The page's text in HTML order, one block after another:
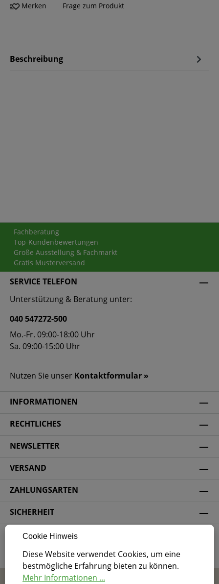
Merken Frage zum Produkt
Beschreibung
Fachberatung
Top-Kundenbewertungen
Große Ausstellung & Fachmarkt
Gratis Musterversand
SERVICE TELEFON
Unterstützung & Beratung unter:
040 547272-500
Mo.-Fr. 09:00-18:00 Uhr
Sa. 09:00-15:00 Uhr
Nutzen Sie unser Kontaktformular »
INFORMATIONEN
RECHTLICHES
NEWSLETTER
VERSAND
ZAHLUNGSARTEN
SICHERHEIT
SOCIAL MEDIA
ZERTIFIZIERUNG
Cookie Hinweis
Diese Website verwendet Cookies, um eine
bestmögliche Erfahrung bieten zu können.
Mehr Informationen ...